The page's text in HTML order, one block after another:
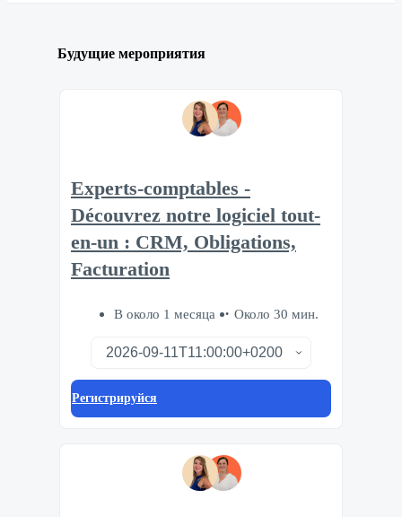
Будущие мероприятия
Experts-comptables -
Découvrez notre logiciel tout-
en-un : CRM, Obligations,
Facturation
В около 1 месяца Около 30 мин.
Регистрируйся